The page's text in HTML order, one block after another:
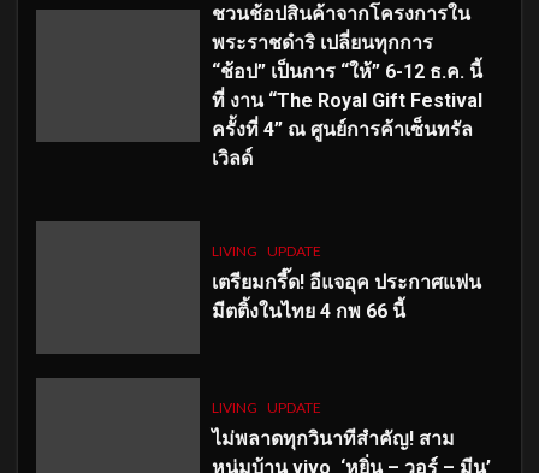
ชวนช้อปสินค้าจากโครงการใน
พระราชดำริ เปลี่ยนทุกการ
“ช้อป” เป็นการ “ให้” 6-12 ธ.ค. นี้
ที่ งาน “The Royal Gift Festival
ครั้งที่ 4” ณ ศูนย์การค้าเซ็นทรัล
เวิลด์
LIVING UPDATE
เตรียมกรี๊ด! อีแจอุค ประกาศแฟน
มีตติ้งในไทย 4 กพ 66 นี้
LIVING UPDATE
ไม่พลาดทุกวินาทีสำคัญ! สาม
หนุ่มบ้าน vivo ‘หยิ่น – วอร์ – มีน’